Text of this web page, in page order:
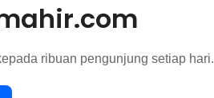
ribuan pengunjung setiap hari.